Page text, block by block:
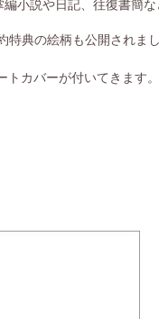
小説や日記、往復書簡
典の絵柄も公開されまし
カバーが付いてきます。